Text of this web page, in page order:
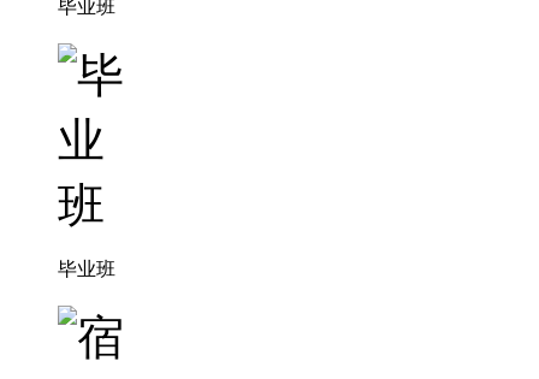
毕业班
毕业班